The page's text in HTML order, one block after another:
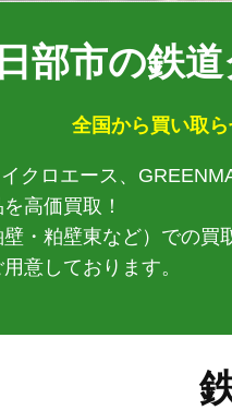
部市の鉄
全国から買い取
クロエース、
高価買取！
・粕壁東など）での
意しております。